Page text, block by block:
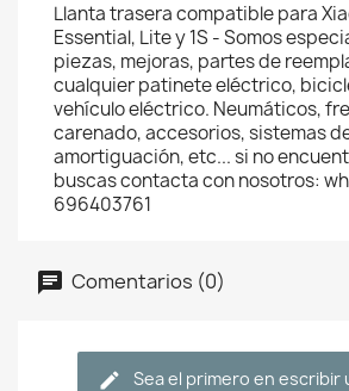
Llanta trasera compatible para
Essential, Lite y 1S - Somos
piezas, mejoras, partes de
cualquier patinete eléctrico,
vehículo eléctrico. Neumáticos,
carenado, accesorios, sistemas
amortiguación, etc... si no
buscas contacta con nosotros:
696403761
Comentarios (0)
Sea el primero en escribir